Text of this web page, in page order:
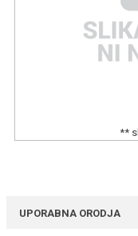
**
UPORABNA ORODJA